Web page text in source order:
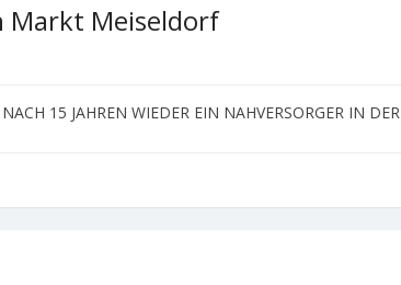
Markt Meiseldorf
15 JAHREN WIEDER EIN NAHVERSORGER IN